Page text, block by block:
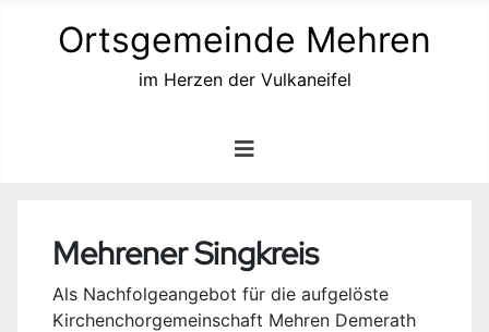
Ortsgemeinde Mehren
im Herzen der Vulkaneifel
Mehrener Singkreis
Als Nachfolgeangebot für die aufgelöste
Kirchenchorgemeinschaft Mehren Demerath